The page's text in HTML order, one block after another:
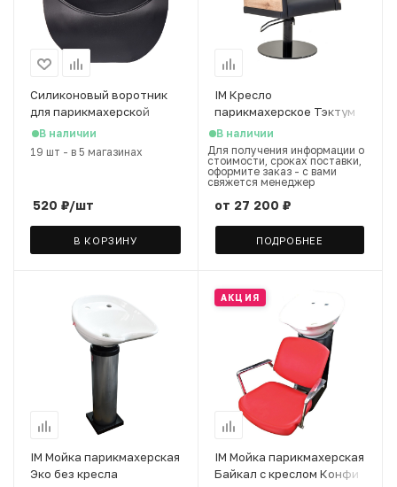
Силиконовый воротник
для парикмахерской
раковины с присосками,
черный
В наличии
19 шт - в 5 магазинах
520 ₽/шт
В КОРЗИНУ
IM Кресло
парикмахерское Тэктум
В наличии
Для получения информации о
стоимости, сроках поставки,
оформите заказ - с вами
свяжется менеджер
от 27 200 ₽
ПОДРОБНЕЕ
IM Мойка парикмахерская
Эко без кресла
АКЦИЯ
IM Мойка парикмахерская
Байкал с креслом Конфи